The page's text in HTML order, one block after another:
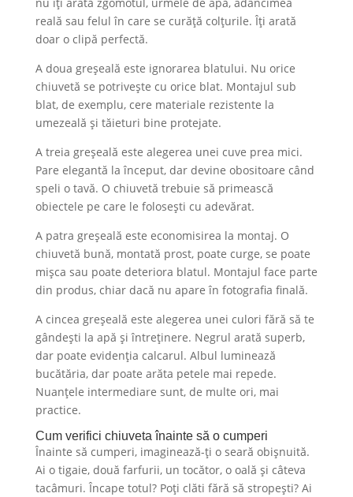
nu îți arată zgomotul, urmele de apă, adâncimea
reală sau felul în care se curăță colțurile. Îți arată
doar o clipă perfectă.
A doua greșeală este ignorarea blatului. Nu orice
chiuvetă se potrivește cu orice blat. Montajul sub
blat, de exemplu, cere materiale rezistente la
umezeală și tăieturi bine protejate.
A treia greșeală este alegerea unei cuve prea mici.
Pare elegantă la început, dar devine obositoare când
speli o tavă. O chiuvetă trebuie să primească
obiectele pe care le folosești cu adevărat.
A patra greșeală este economisirea la montaj. O
chiuvetă bună, montată prost, poate curge, se poate
mișca sau poate deteriora blatul. Montajul face parte
din produs, chiar dacă nu apare în fotografia finală.
A cincea greșeală este alegerea unei culori fără să te
gândești la apă și întreținere. Negrul arată superb,
dar poate evidenția calcarul. Albul luminează
bucătăria, dar poate arăta petele mai repede.
Nuanțele intermediare sunt, de multe ori, mai
practice.
Cum verifici chiuveta înainte să o cumperi
Înainte să cumperi, imaginează-ți o seară obișnuită.
Ai o tigaie, două farfurii, un tocător, o oală și câteva
tacâmuri. Încape totul? Poți clăti fără să stropești? Ai